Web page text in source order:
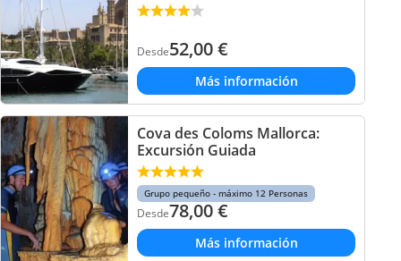
Desde52,00€
Más información
Cova des Coloms Mallorca:
Excursión Guiada
Grupo pequeño - máximo 12 Personas
Desde78,00€
Más información